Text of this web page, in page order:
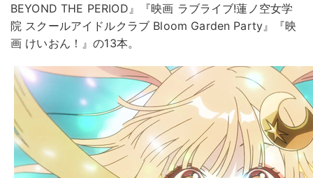
BEYOND THE PERIOD』『映画 ラブライブ!蓮ノ空女学
院 スクールアイドルクラブ Bloom Garden Party』『映
画 けいおん！』の13本。